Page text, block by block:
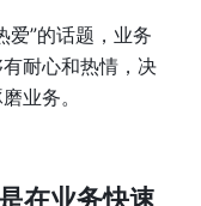
爱”的话题，业务
耐心和热情，决
业务。
在业务快速